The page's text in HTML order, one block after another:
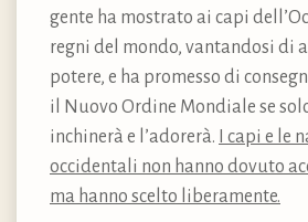
gente ha mostrato ai capi
regni del mondo, vantandosi di
potere, e ha promesso di
il Nuovo Ordine Mondiale se
inchinerà e l’adorerà.
I capi e le
occidentali non hanno dovuto
ma hanno scelto liberamente.